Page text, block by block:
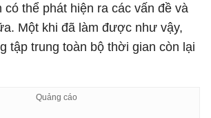
có thể phát hiện ra các vấn đề và
Một khi đã làm được như vậy,
tập trung toàn bộ thời gian còn lại